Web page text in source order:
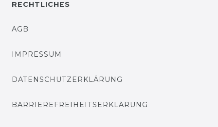
RECHTLICHES
AGB
IMPRESSUM
DATENSCHUTZERKLÄRUNG
BARRIEREFREIHEITSERKLÄRUNG